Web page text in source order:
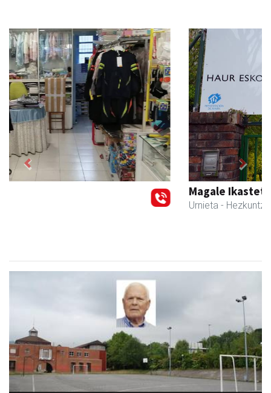
Previous Next